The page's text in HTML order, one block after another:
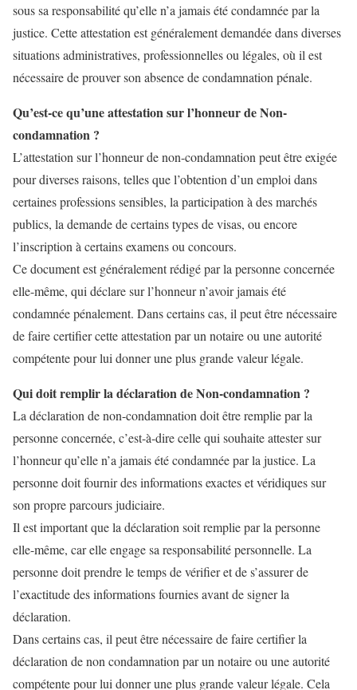
sous sa responsabilité qu’elle n’a jamais été condamnée par la
justice. Cette attestation est généralement demandée dans diverses
situations administratives, professionnelles ou légales, où il est
nécessaire de prouver son absence de condamnation pénale.
Qu’est-ce qu’une attestation sur l’honneur de Non-
condamnation ?
L’attestation sur l’honneur de non-condamnation peut être exigée
pour diverses raisons, telles que l’obtention d’un emploi dans
certaines professions sensibles, la participation à des marchés
publics, la demande de certains types de visas, ou encore
l’inscription à certains examens ou concours.
Ce document est généralement rédigé par la personne concernée
elle-même, qui déclare sur l’honneur n’avoir jamais été
condamnée pénalement. Dans certains cas, il peut être nécessaire
de faire certifier cette attestation par un notaire ou une autorité
compétente pour lui donner une plus grande valeur légale.
Qui doit remplir la déclaration de Non-condamnation ?
La déclaration de non-condamnation doit être remplie par la
personne concernée, c’est-à-dire celle qui souhaite attester sur
l’honneur qu’elle n’a jamais été condamnée par la justice. La
personne doit fournir des informations exactes et véridiques sur
son propre parcours judiciaire.
Il est important que la déclaration soit remplie par la personne
elle-même, car elle engage sa responsabilité personnelle. La
personne doit prendre le temps de vérifier et de s’assurer de
l’exactitude des informations fournies avant de signer la
déclaration.
Dans certains cas, il peut être nécessaire de faire certifier la
déclaration de non condamnation par un notaire ou une autorité
compétente pour lui donner une plus grande valeur légale. Cela